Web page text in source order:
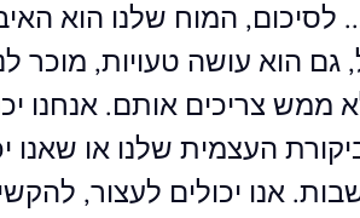
לסיכום, המוח שלנו הוא
גם הוא עושה טעויות, מוכר
ממש צריכים אותם. אנחנו
העצמית שלנו או שאנו
אנו יכולים לעצור,